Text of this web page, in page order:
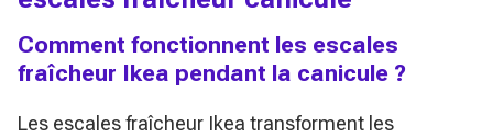
Comment fonctionnent les escales
fraîcheur Ikea pendant la canicule ?
Les escales fraîcheur Ikea transforment les